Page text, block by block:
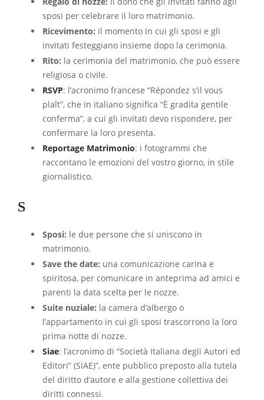
sposi per celebrare il loro matrimonio.
Ricevimento: il momento in cui gli sposi e gli
invitati festeggiano insieme dopo la cerimonia.
Rito: la cerimonia del matrimonio, che può essere
religiosa o civile.
RSVP: l’acronimo francese “Répondez s’il vous
plaît”, che in italiano significa “È gradita gentile
conferma”, a cui gli invitati devo rispondere, per
confermare la loro presenta.
Reportage Matrimonio: i fotogrammi che
raccontano le emozioni del vostro giorno, in stile
giornalistico.
S
Sposi: le due persone che si uniscono in
matrimonio.
Save the date: una comunicazione carina e
spiritosa, per comunicare in anteprima ad amici e
parenti la data scelta per le nozze.
Suite nuziale: la camera d’albergo o
l’appartamento in cui gli sposi trascorrono la loro
prima notte di nozze.
Siae: l’acronimo di “Società Italiana degli Autori ed
Editori” (SIAE)”, ente pubblico preposto alla tutela
del diritto d’autore e alla gestione collettiva dei
diritti connessi.